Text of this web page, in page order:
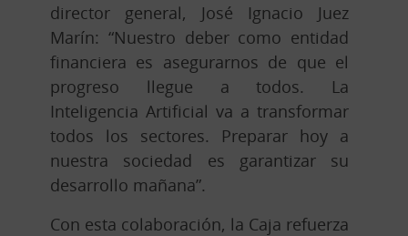
director general, José Ignacio Juez
Marín: “Nuestro deber como entidad
financiera es asegurarnos de que el
progreso llegue a todos. La
Inteligencia Artificial va a transformar
todos los sectores. Preparar hoy a
nuestra sociedad es garantizar su
desarrollo mañana”.
Con esta colaboración, la Caja refuerza